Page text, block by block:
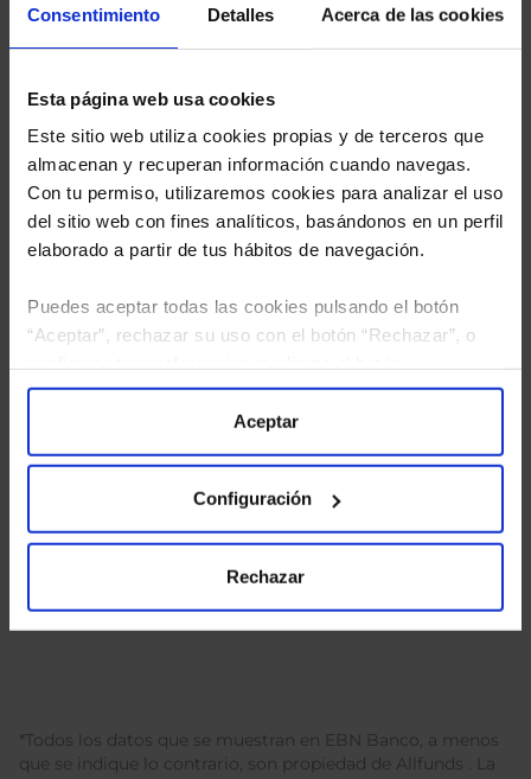
Consentimiento Detalles Acerca de las cookies
Esta página web usa cookies
Este sitio web utiliza cookies propias y de terceros que
almacenan y recuperan información cuando navegas.
Con tu permiso, utilizaremos cookies para analizar el uso
del sitio web con fines analíticos, basándonos en un perfil
elaborado a partir de tus hábitos de navegación.
Puedes aceptar todas las cookies pulsando el botón
“Aceptar”, rechazar su uso con el botón “Rechazar”, o
“Configuración”. Consulta nuestraPolítica
para más información.
Aceptar
Configuración
Rechazar
tratamiento de mis datos personales.
*Todos los datos que se muestran en EBN Banco, a menos
que se indique lo contrario, son propiedad de Allfunds . La